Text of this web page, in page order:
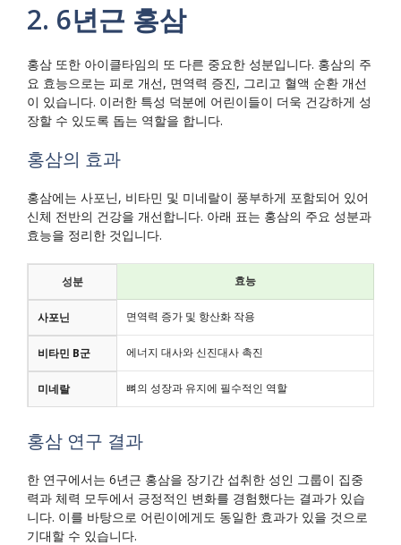
2. 6년근 홍삼
홍삼 또한 아이클타임의 또 다른 중요한 성분입니다. 홍삼의 주
요 효능으로는 피로 개선, 면역력 증진, 그리고 혈액 순환 개선
이 있습니다. 이러한 특성 덕분에 어린이들이 더욱 건강하게 성
장할 수 있도록 돕는 역할을 합니다.
홍삼의 효과
홍삼에는 사포닌, 비타민 및 미네랄이 풍부하게 포함되어 있어
신체 전반의 건강을 개선합니다. 아래 표는 홍삼의 주요 성분과
효능을 정리한 것입니다.
성분 효능
사포닌 면역력 증가 및 항산화 작용
비타민 B군 에너지 대사와 신진대사 촉진
미네랄 뼈의 성장과 유지에 필수적인 역할
홍삼 연구 결과
한 연구에서는 6년근 홍삼을 장기간 섭취한 성인 그룹이 집중
력과 체력 모두에서 긍정적인 변화를 경험했다는 결과가 있습
니다. 이를 바탕으로 어린이에게도 동일한 효과가 있을 것으로
기대할 수 있습니다.